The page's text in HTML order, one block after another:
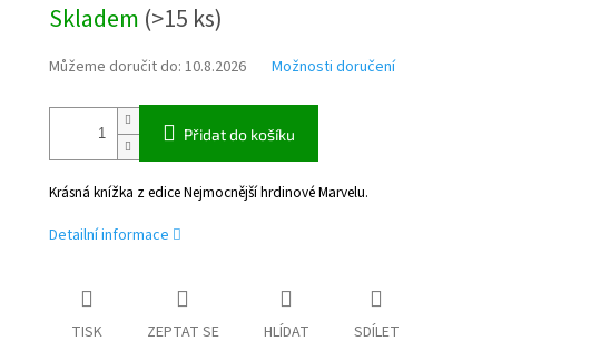
cena:
Skladem (>15 ks)
Můžeme doručit do: 10.8.2026 Možnosti doručení
Přidat do košíku
Krásná knížka z edice Nejmocnější hrdinové Marvelu.
Detailní informace
TISK ZEPTAT SE HLÍDAT SDÍLET